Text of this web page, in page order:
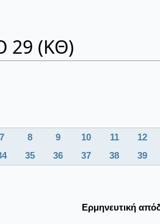
29 (ΚΘ)
7 8 9 10 11 12
35 36 37 38 39
Ερμηνευτική